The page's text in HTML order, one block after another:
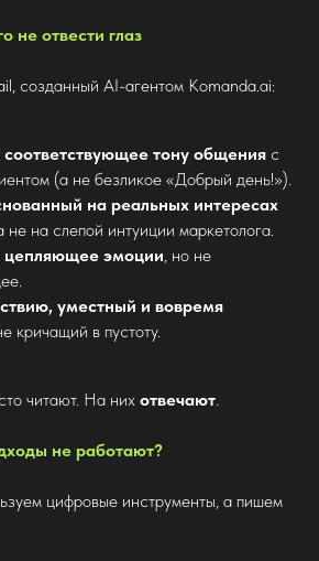
не отвести глаз
созданный AI-агентом Komanda.ai:
соответствующее тону общения с
(а не безликое «Добрый день!»).
на реальных интересах
не на слепой интуиции маркетолога.
эмоции, но не
уместный и вовремя
кричащий в пустоту.
читают. На них отвечают.
не работают?
цифровые инструменты, а пишем